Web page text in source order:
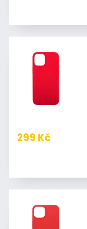
299 Kč